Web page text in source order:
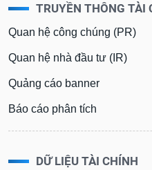
TRUYỀN THÔNG TÀI
Quan hệ công chúng (PR)
Quan hệ nhà đầu tư (IR)
Quảng cáo banner
Báo cáo phân tích
DỮ LIỆU TÀI CHÍNH